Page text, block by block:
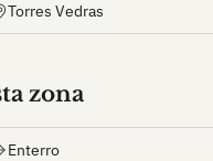
Torres Vedras
zona
Enterro